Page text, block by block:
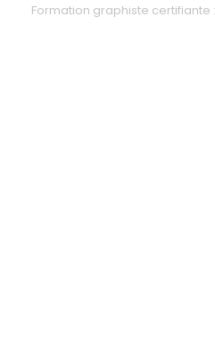
Formation graphiste certifiante